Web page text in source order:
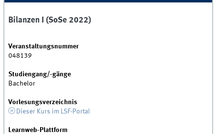
Bilanzen I (SoSe 2022)
Veranstaltungsnummer
048139
Studiengang/-gänge
Bachelor
Vorlesungsverzeichnis
Dieser Kurs im LSF-Portal
Learnweb-Plattform